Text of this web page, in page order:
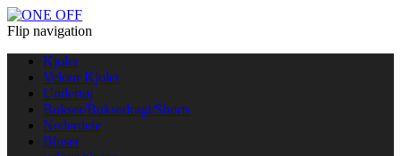
Flip navigation
Kjoler
Velour Kjoler
Undertøj
Bukser/Buksedragt/Shorts
Nederdele
Bluser